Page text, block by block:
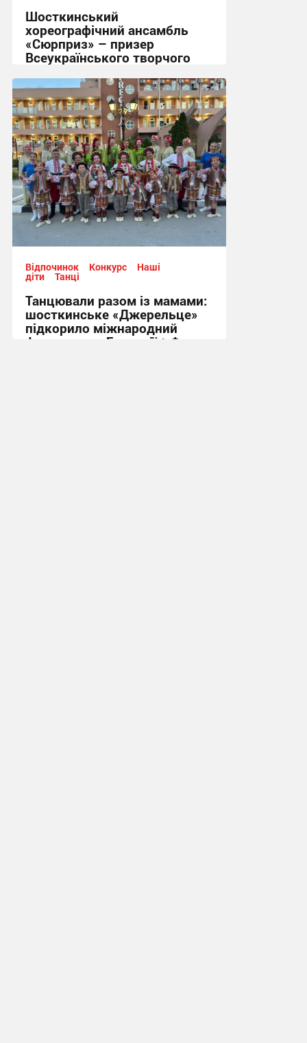
Шосткинський
хореографічний ансамбль
«Сюрприз» – призер
Всеукраїнського творчого
11:11, 29.06.2026
Відпочинок Конкурс Наші
діти Танці
Танцювали разом із мамами:
шосткинське «Джерельце»
підкорило міжнародний
фестиваль у Болгарії + Фото